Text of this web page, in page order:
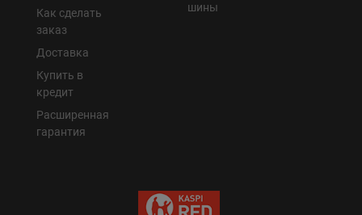
Как сделать
заказ
Доставка
Купить в
кредит
Расширенная
гарантия
шины